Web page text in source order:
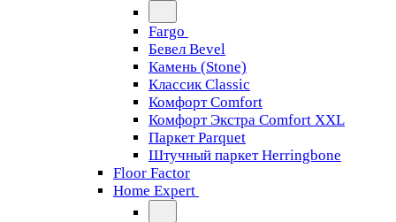
Fargo
Бевел Bevel
Камень (Stone)
Классик Classic
Комфорт Comfort
Комфорт Экстра Comfort XXL
Паркет Parquet
Штучный паркет Herringbone
Floor Factor
Home Expert